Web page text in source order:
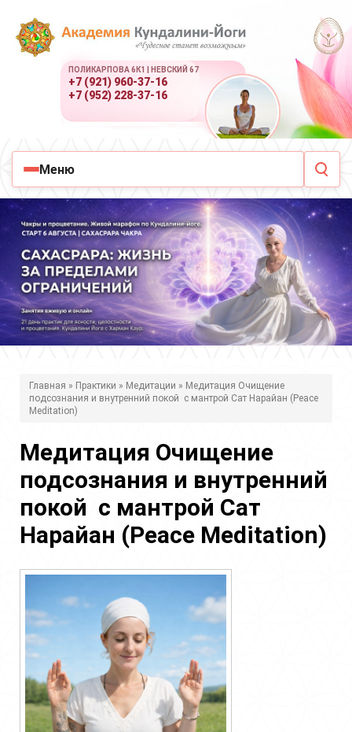
ПОЛИКАРПОВА 6К1 | НЕВСКИЙ 67
+7 (921) 960-37-16
+7 (952) 228-37-16
Меню
д
е
с
ь
Главная » Практики » Медитации » Медитация Очищение
подсознания и внутренний покой с мантрой Сат Нарайан (Peace
Meditation)
Медитация Очищение
подсознания и внутренний
покой с мантрой Сат
Нарайан (Peace Meditation)